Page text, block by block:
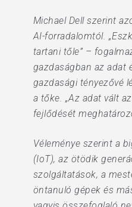
Michael Dell szerint
AI-forradalomtól.
tartani tőle” –
gazdaságban az adat
gazdasági tényezővé
a tőke. „Az adat vált
fejlődését
Véleménye szerint a
(IoT), az ötödik
szolgáltatások, a
öntanuló gépek és